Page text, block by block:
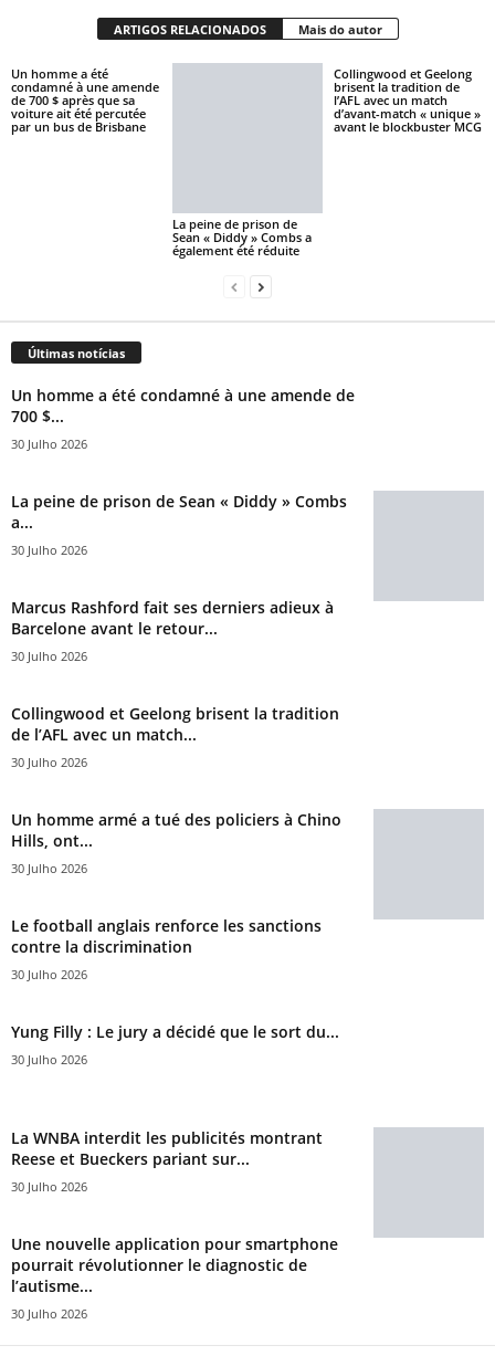
ARTIGOS RELACIONADOS Mais do autor
Un homme a été
condamné à une amende
de 700 $ après que sa
voiture ait été percutée
par un bus de Brisbane
La peine de prison de
Sean « Diddy » Combs a
également été réduite
Collingwood et Geelong
brisent la tradition de
l’AFL avec un match
d’avant-match « unique »
avant le blockbuster MCG
Últimas notícias
Un homme a été condamné à une amende de
700 $...
30 Julho 2026
La peine de prison de Sean « Diddy » Combs
a...
30 Julho 2026
Marcus Rashford fait ses derniers adieux à
Barcelone avant le retour...
30 Julho 2026
Collingwood et Geelong brisent la tradition
de l’AFL avec un match...
30 Julho 2026
Un homme armé a tué des policiers à Chino
Hills, ont...
30 Julho 2026
Le football anglais renforce les sanctions
contre la discrimination
30 Julho 2026
Yung Filly : Le jury a décidé que le sort du...
30 Julho 2026
La WNBA interdit les publicités montrant
Reese et Bueckers pariant sur...
30 Julho 2026
Une nouvelle application pour smartphone
pourrait révolutionner le diagnostic de
l’autisme...
30 Julho 2026